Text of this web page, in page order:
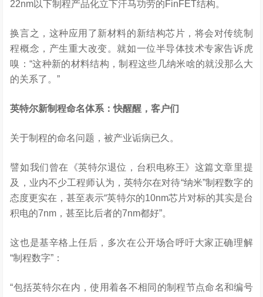
22nm以下制程产品化立下汗马功劳的FinFET结构。
换言之，这种应用了新材料的新结构芯片，将会对传统制
程概念，产生重大改变。就如一位半导体技术专家告诉虎
嗅：“这种新的材料结构，制程这些几纳米啥的就没那么大
的关系了。”
英特尔新制程命名体系：快醒醒，客户们
关于制程的命名问题，被产业诟病已久。
譬如我们曾在《英特尔退位，台积电称王》这篇文章里提
及，业内不少工程师认为，英特尔在对待“纳米”制程数字的
态度更实在，甚至表示“英特尔的10nm芯片对标的其实是台
积电的7nm，甚至比后者的7nm都好”。
这也是基辛格上任后，多次在公开场合呼吁大家正确理解
“制程数字”：
“包括英特尔在内，使用着各不相同的制程节点命名和编号